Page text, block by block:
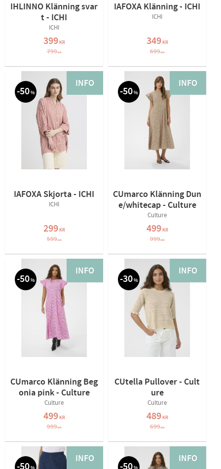
IHLINNO Klänning svar
t - ICHI
ICHI
399KR
799KR
IAFOXA Klänning - ICHI
ICHI
349KR
699KR
IAFOXA Skjorta - ICHI
ICHI
299KR
599KR
50%
INFO
CUmarco Klänning Dun
e/whitecap - Culture
Culture
499KR
999KR
50%
INFO
CUmarco Klänning Beg
onia pink - Culture
Culture
499KR
999KR
50%
INFO
CUtella Pullover - Cult
ure
Culture
489KR
699KR
30%
INFO
INFO INFO